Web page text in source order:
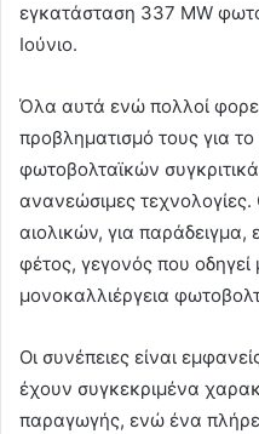
εγκατάσταση 337 MW
Ιούνιο.
Όλα αυτά ενώ πολλοί
προβληματισμό τους για
φωτοβολταϊκών
ανανεώσιμες τεχνολογίες.
αιολικών, για
φέτος, γεγονός που οδηγεί
μονοκαλλιέργεια
Οι συνέπειες είναι
έχουν συγκεκριμένα
παραγωγής, ενώ ένα